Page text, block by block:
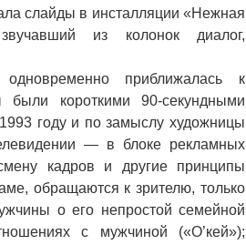
слайды в инсталляции «Нежная
из колонок диалог,
приближалась к
короткими 90-секундными
году и по замыслу художницы
— в блоке рекламных
кадров и другие принципы
обращаются к зрителю, только
о его непростой семейной
с мужчиной («О’кей»);